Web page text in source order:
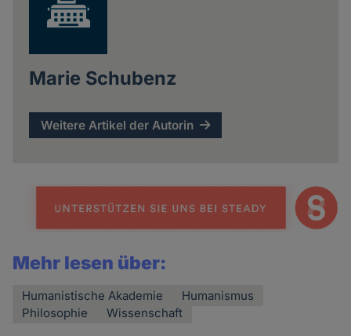
Marie Schubenz
Weitere Artikel der Autorin
Mehr lesen über:
Humanistische Akademie
Humanismus
Philosophie
Wissenschaft